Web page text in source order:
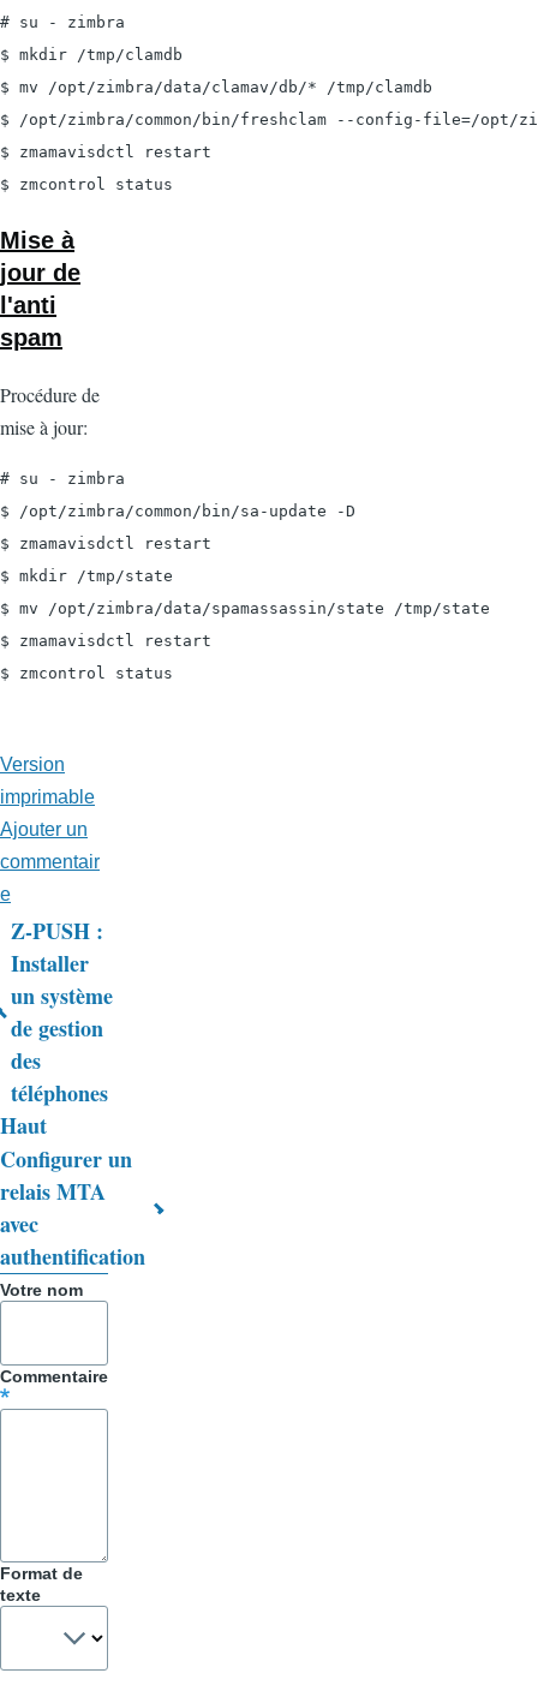
# su - zimbra
$ mkdir /tmp/clamdb
$ mv /opt/zimbra/data/clamav/db/* /tmp/clamdb
$ /opt/zimbra/common/bin/freshclam --config-file=/opt/
$ zmamavisdctl restart
$ zmcontrol status
Mise à
jour de
l'anti
spam
Procédure de
mise à jour:
# su - zimbra
$ /opt/zimbra/common/bin/sa-update -D
$ zmamavisdctl restart
$ mkdir /tmp/state
$ mv /opt/zimbra/data/spamassassin/state /tmp/state
$ zmamavisdctl restart
$ zmcontrol status
Version
imprimable
Ajouter un
commentair
e
Liens
transversaux
de
livre
pour
Trucs
&
Astuces
Z-PUSH :
Installer
un système
de gestion
des
téléphones
Haut
Configurer un
relais MTA
avec
authentification
Votre nom
Commentaire
Format de
texte